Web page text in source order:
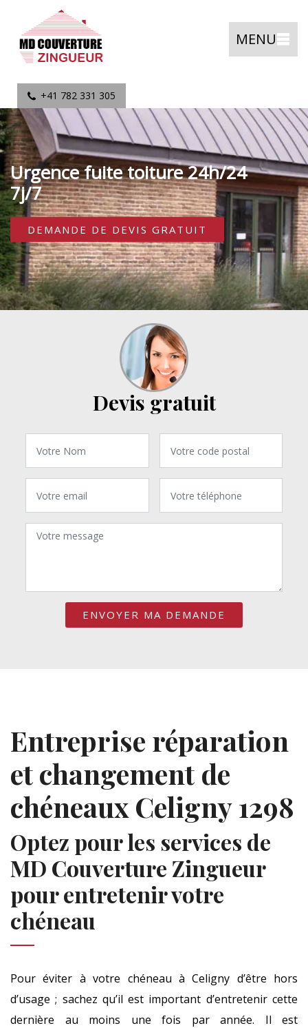
MENU
+41 782 331 305
Urgence fuite toiture 24h/24
7j/7
DEMANDE DE DEVIS GRATUIT
Devis gratuit
Entreprise réparation
et changement de
chéneaux Celigny 1298
Optez pour les services de
MD Couverture Zingueur
pour entretenir votre
chéneau
Pour éviter à votre chéneau à Celigny d’être hors
d’usage ; sachez qu’il est important d’entretenir cette
dernière au moins une fois par année. Il est